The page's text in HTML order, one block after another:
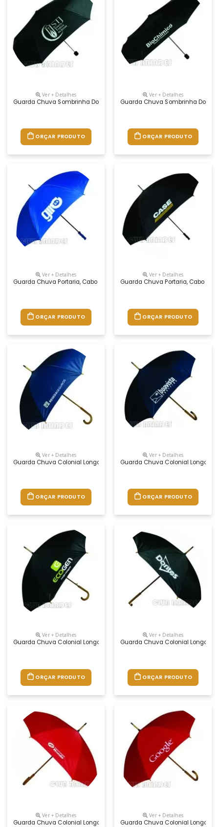
Ver + Detalhes
Guarda Chuva Sombrinha Dobrável, Cabo Plástico. Disponível Na Cor
ORÇAR PRODUTO
Ver + Detalhes
Guarda Chuva Sombrinha
ORÇAR PRODUTO
Ver + Detalhes
Guarda Chuva Portaria, Cabo Reto. Disponível Em Várias Cores.
ORÇAR PRODUTO
Ver + Detalhes
Guarda Chuva Portaria, Cabo
ORÇAR PRODUTO
Ver + Detalhes
Guarda Chuva Colonial Longo, Nylon Especial Liso, Cabo Curvo Em
ORÇAR PRODUTO
Ver + Detalhes
Guarda Chuva Colonial Longo,
ORÇAR PRODUTO
Ver + Detalhes
Guarda Chuva Colonial Longo, Nylon Especial Liso, Cabo Curvo Em
ORÇAR PRODUTO
Ver + Detalhes
Guarda Chuva Colonial Longo,
ORÇAR PRODUTO
Ver + Detalhes
Guarda Chuva Colonial Longo, Nylon Especial Liso, Cabo Curvo Em
Ver + Detalhes
Guarda Chuva Colonial Longo,